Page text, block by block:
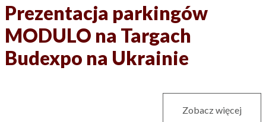
Prezentacja parkingów
MODULO na Targach
Budexpo na Ukrainie
Zobacz więcej